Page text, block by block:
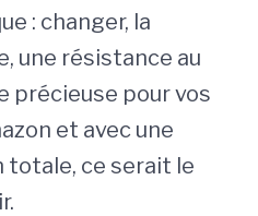
: changer, la
une résistance au
précieuse pour vos
et avec une
ce serait le